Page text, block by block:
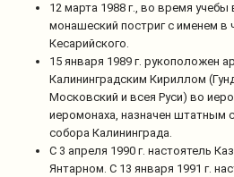
12 марта 1988 г., во время учебы
монашеский постриг с именем в
Кесарийского.
15 января 1989 г. рукоположен
Калининградским Кириллом
Московский и всея Руси) во
иеромонаха, назначен штатным
собора Калининграда.
С 3 апреля 1990 г. настоятель
Янтарном. С 13 января 1991 г.